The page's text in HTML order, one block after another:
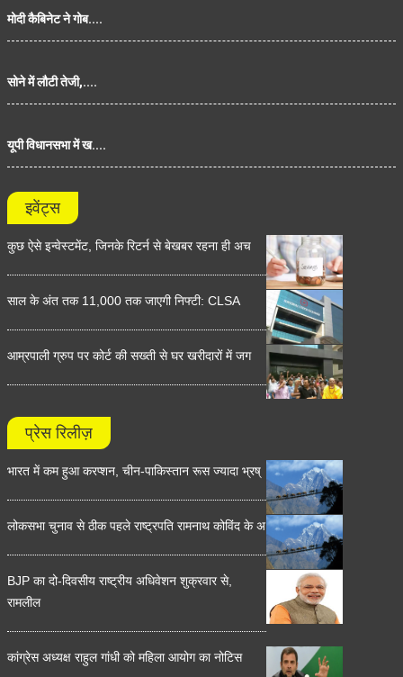
मोदी कैबिनेट ने गोब....
सोने में लौटी तेजी,....
यूपी विधानसभा में ख....
इवेंट्स
कुछ ऐसे इन्वेस्टमेंट, जिनके रिटर्न से बेखबर रहना ही अच
साल के अंत तक 11,000 तक जाएगी निफ्टी: CLSA
आम्रपाली ग्रुप पर कोर्ट की सख्ती से घर खरीदारों में जग
प्रेस रिलीज़
भारत में कम हुआ करप्शन, चीन-पाकिस्तान रूस ज्यादा भ्रष्
लोकसभा चुनाव से ठीक पहले राष्ट्रपति रामनाथ कोविंद के अ
BJP का दो-दिवसीय राष्ट्रीय अधिवेशन शुक्रवार से,
रामलील
कांग्रेस अध्यक्ष राहुल गांधी को महिला आयोग का नोटिस